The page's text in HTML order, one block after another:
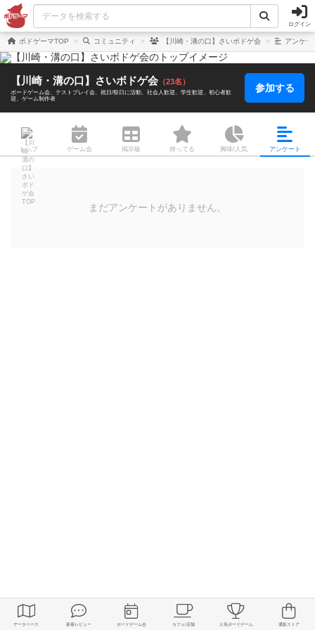
ログイン
ボドゲーマTOP コミュニティ 【川崎・溝の口】さいボドゲ会 アンケー
【川崎・溝の口】さいボドゲ会 （23名）
ボードゲーム会 テストプレイ会 祝日/祭日に活動 社会人歓迎 学生歓迎
初心者歓
迎
ゲーム制作者
参加する
トップ ゲーム会 掲示板 持ってる 興味/人気 アンケート
まだアンケートがありません。